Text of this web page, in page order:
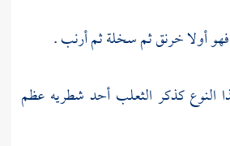
أولا خرنق ثم سخلة ثم أرنب .
كذكر الثعلب أحد شطريه عظم